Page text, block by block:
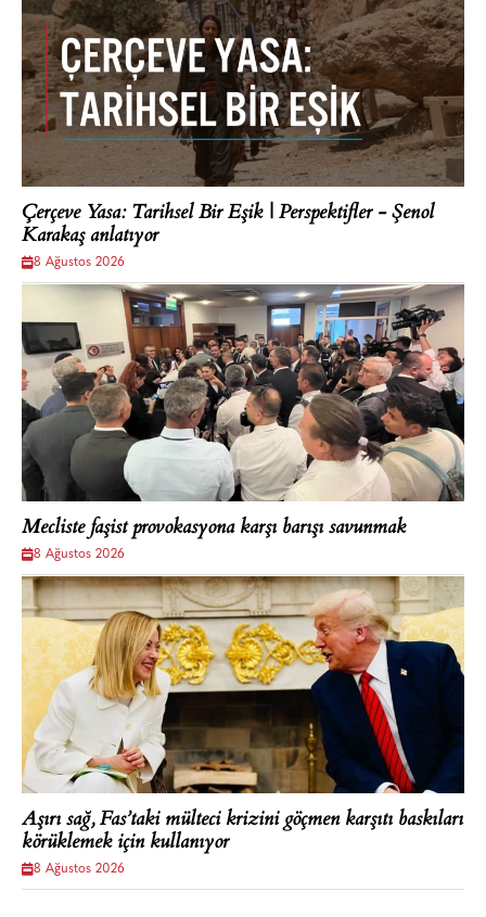
Çerçeve Yasa: Tarihsel Bir Eşik | Perspektifler - Şenol
Karakaş anlatıyor
8 Ağustos 2026
Mecliste faşist provokasyona karşı barışı savunmak
8 Ağustos 2026
Aşırı sağ, Fas’taki mülteci krizini göçmen karşıtı baskıları
körüklemek için kullanıyor
8 Ağustos 2026